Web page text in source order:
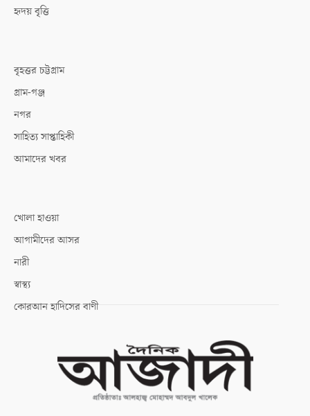
হৃদয় বৃত্তি
বৃহত্তর চট্টগ্রাম
গ্রাম-গঞ্জ
নগর
সাহিত্য সাপ্তাহিকী
আমাদের খবর
খোলা হাওয়া
আগামীদের আসর
নারী
স্বাস্থ্য
কোরআন হাদিসের বাণী